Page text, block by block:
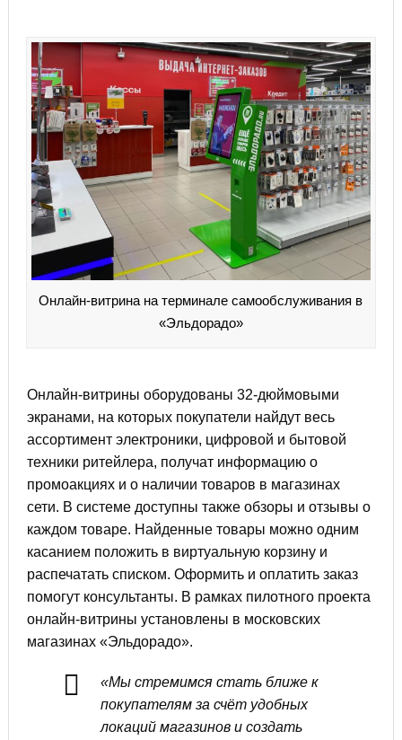
Онлайн-витрина на терминале самообслуживания в
«Эльдорадо»
Онлайн-витрины оборудованы 32-дюймовыми
экранами, на которых покупатели найдут весь
ассортимент электроники, цифровой и бытовой
техники ритейлера, получат информацию о
промоакциях и о наличии товаров в магазинах
сети. В системе доступны также обзоры и отзывы о
каждом товаре. Найденные товары можно одним
касанием положить в виртуальную корзину и
распечатать списком. Оформить и оплатить заказ
помогут консультанты. В рамках пилотного проекта
онлайн-витрины установлены в московских
магазинах «Эльдорадо».
«Мы стремимся стать ближе к
покупателям за счёт удобных
локаций магазинов и создать